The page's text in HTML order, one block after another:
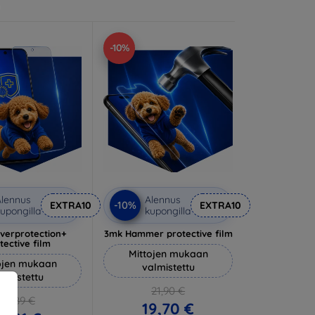
EXTRA10
film
mukaan
20,89 €
-10%
-10%
Alennus
kupongilla
EXTRA10
3mk Hammer protective film
Mittojen mukaan
valmistettu
21,90 €
19,70 €